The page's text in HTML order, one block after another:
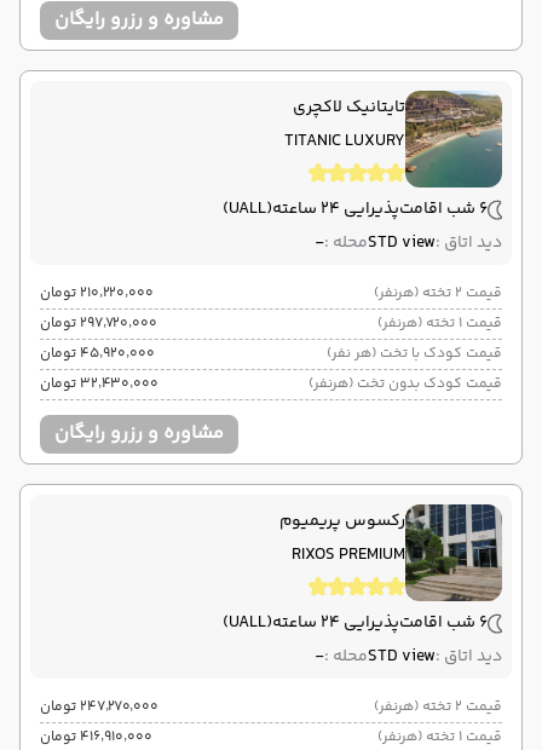
مشاوره و رزرو رایگان
تایتانیک لاکچری
TITANIC LUXURY
6 شب اقامت پذیرایی 24 ساعته
(UALL)
دید اتاق :STD viewمحله :-
قیمت 2 تخته (هرنفر)
۲۱۰٬۲۲۰٬۰۰۰ تومان
قیمت 1 تخته (هرنفر)
۲۹۷٬۷۲۰٬۰۰۰ تومان
قیمت کودک با تخت (هر نفر)
۴۵٬۹۲۰٬۰۰۰ تومان
قیمت کودک بدون تخت (هرنفر)
۳۲٬۴۳۰٬۰۰۰ تومان
مشاوره و رزرو رایگان
رکسوس پریمیوم
RIXOS PREMIUM
6 شب اقامت پذیرایی 24 ساعته
(UALL)
دید اتاق :STD viewمحله :-
قیمت 2 تخته (هرنفر)
۲۴۷٬۲۷۰٬۰۰۰ تومان
قیمت 1 تخته (هرنفر)
۴۱۶٬۹۱۰٬۰۰۰ تومان